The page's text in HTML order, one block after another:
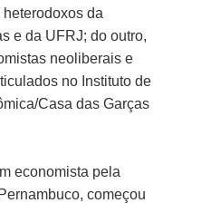
heterodoxos da
e da UFRJ; do outro,
neoliberais e
no Instituto de
Casa das Garças
economista pela
começou